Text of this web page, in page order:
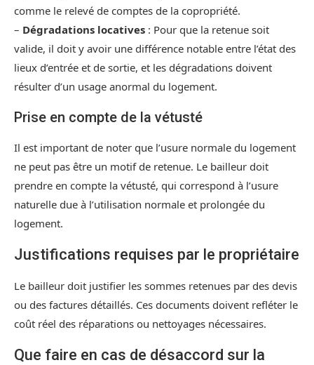
comme le relevé de comptes de la copropriété.
– Dégradations locatives : Pour que la retenue soit
valide, il doit y avoir une différence notable entre l’état des
lieux d’entrée et de sortie, et les dégradations doivent
résulter d’un usage anormal du logement.
Prise en compte de la vétusté
Il est important de noter que l’usure normale du logement
ne peut pas être un motif de retenue. Le bailleur doit
prendre en compte la vétusté, qui correspond à l’usure
naturelle due à l’utilisation normale et prolongée du
logement.
Justifications requises par le propriétaire
Le bailleur doit justifier les sommes retenues par des devis
ou des factures détaillés. Ces documents doivent refléter le
coût réel des réparations ou nettoyages nécessaires.
Que faire en cas de désaccord sur la